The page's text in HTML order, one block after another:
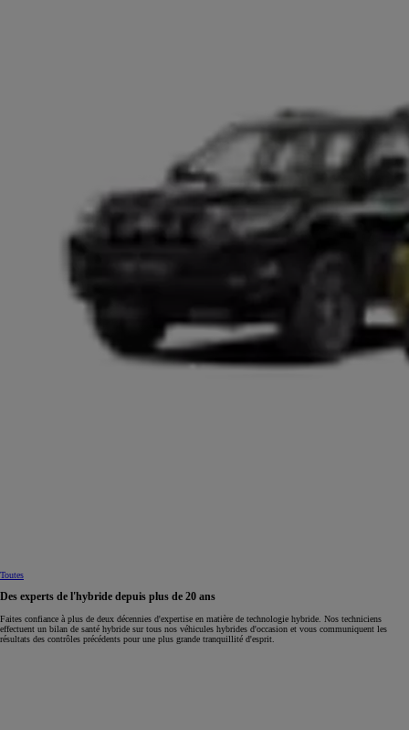
Toutes
Des experts de l'hybride depuis plus de 20 ans
Faites confiance à plus de deux décennies d'expertise en matière de technologie hybride. Nos techniciens
effectuent un bilan de santé hybride sur tous nos véhicules hybrides d'occasion et vous communiquent les
résultats des contrôles précédents pour une plus grande tranquillité d'esprit.